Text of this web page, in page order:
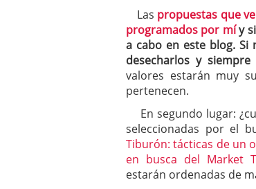
Las propuestas que
programados por míy
a cabo en este blog.
desecharlos y
valores estarán muy
pertenecen.
En segundo lugar:
seleccionadas por el
Tiburón: tácticas de un
en busca del Market
estarán ordenadas de